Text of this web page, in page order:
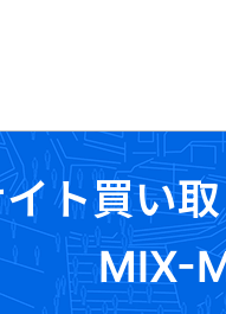
ト買い
MIX-